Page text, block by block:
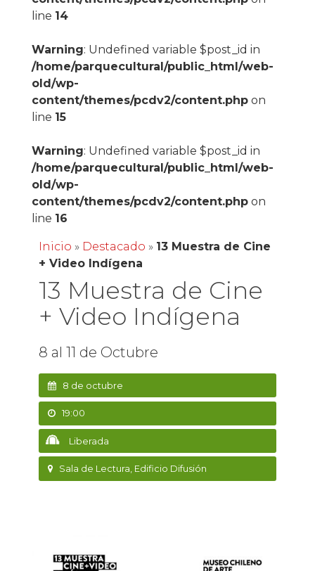
line 14
Warning: Undefined variable $post_id in
/home/parquecultural/public_html/web-
old/wp-
content/themes/pcdv2/content.phpon
line 15
Warning: Undefined variable $post_id in
/home/parquecultural/public_html/web-
old/wp-
content/themes/pcdv2/content.phpon
line 16
Inicio » Destacado » 13 Muestra de Cine
+ Video Indígena
13 Muestra de Cine
+ Video Indígena
8 al 11 de Octubre
8 de octubre
19:00
Liberada
Sala de Lectura, Edificio Difusión